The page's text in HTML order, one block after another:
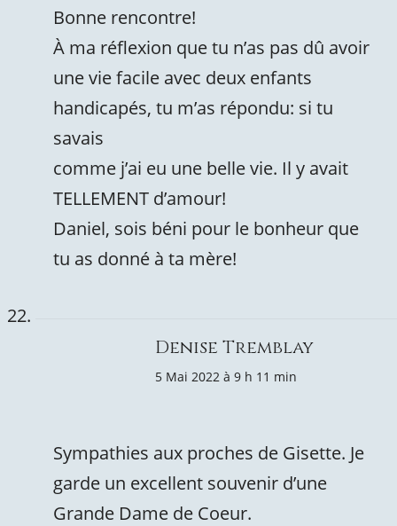
Bonne rencontre!
À ma réflexion que tu n’as pas dû avoir
une vie facile avec deux enfants
handicapés, tu m’as répondu: si tu
savais
comme j’ai eu une belle vie. Il y avait
TELLEMENT d’amour!
Daniel, sois béni pour le bonheur que
tu as donné à ta mère!
Denise Tremblay
5 Mai 2022 à 9 h 11 min
Sympathies aux proches de Gisette. Je
garde un excellent souvenir d’une
Grande Dame de Coeur.